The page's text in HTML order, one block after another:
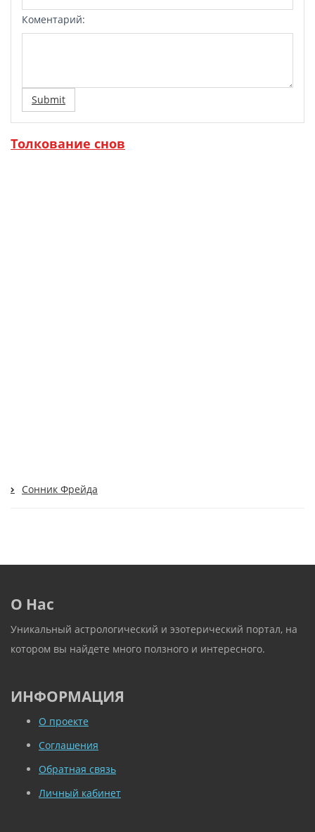
Коментарий:
Submit
Толкование снов
Сонник Фрейда
О Нас
Уникальный астрологический и эзотерический портал, на
котором вы найдете много ползного и интересного.
ИНФОРМАЦИЯ
О проекте
Соглашения
Обратная связь
Личный кабинет